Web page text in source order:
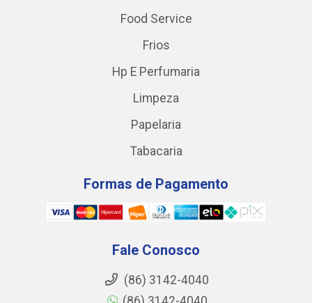
Food Service
Frios
Hp E Perfumaria
Limpeza
Papelaria
Tabacaria
Formas de Pagamento
Fale Conosco
(86) 3142-4040